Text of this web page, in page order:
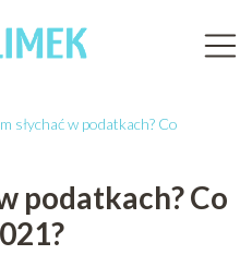
słychać w podatkach? Co
podatkach? Co